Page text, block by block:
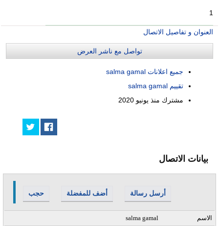
1
العنوان و تفاصيل الاتصال
تواصل مع ناشر العرض
جميع اعلانات salma gamal
تقييم salma gamal
مشترك منذ يونيو 2020
بيانات الاتصال
حجب أضف للمفضلة أرسل رسالة
salma gamal الاسم